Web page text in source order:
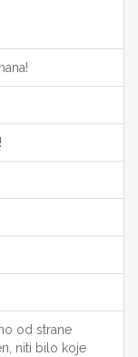
od strane
niti bilo koje